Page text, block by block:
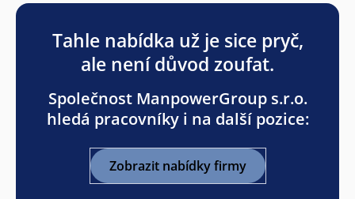
Tahle nabídka už je sice pryč,
ale není důvod zoufat.
Společnost ManpowerGroup s.r.o.
hledá pracovníky i na další pozice:
Zobrazit nabídky firmy